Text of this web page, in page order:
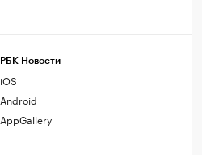
РБК Новости
iOS
Android
AppGallery